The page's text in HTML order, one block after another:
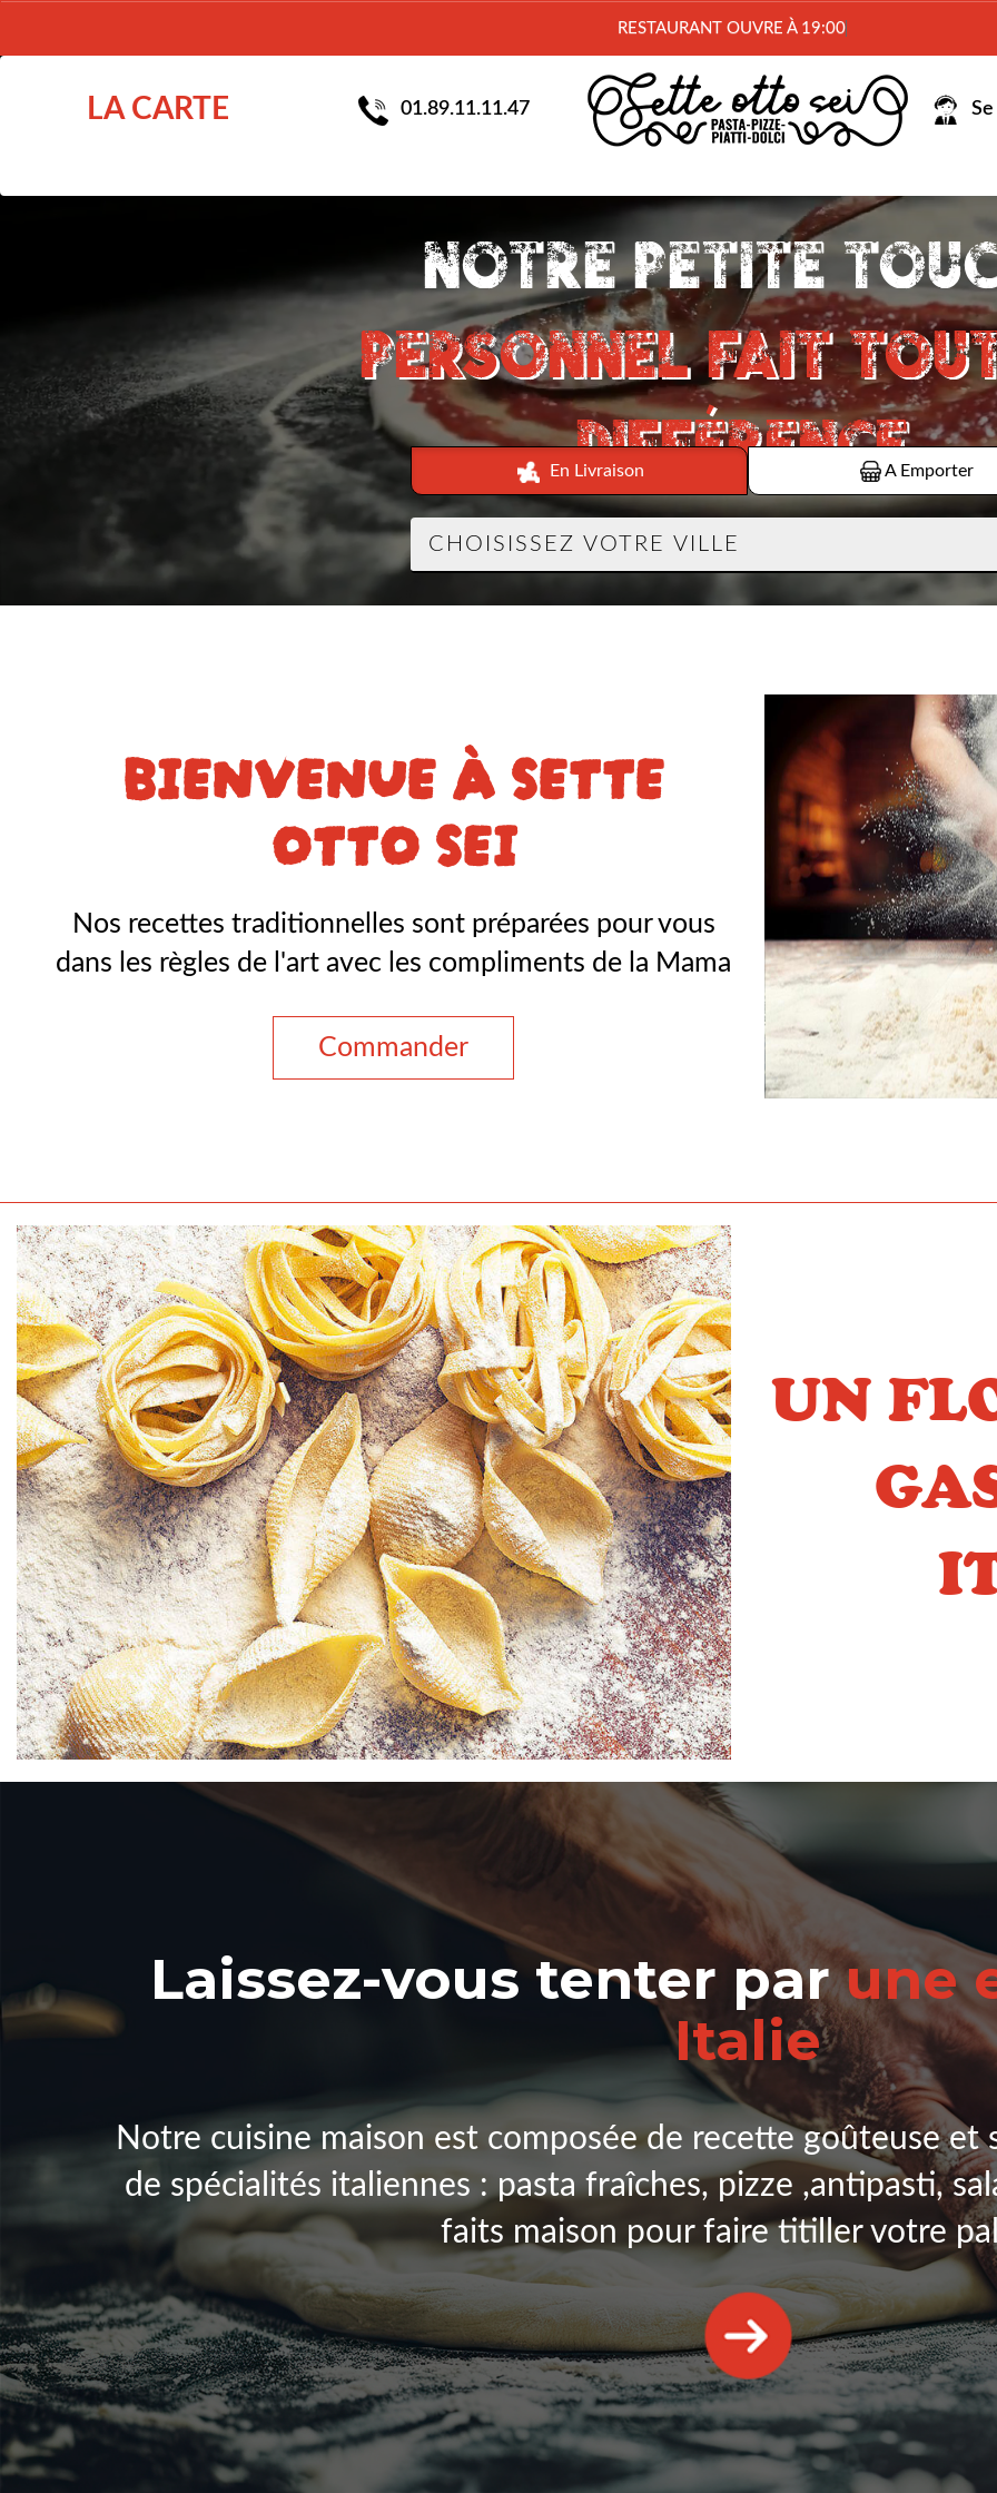
RESTAURANT
LA CARTE 01.89.11.11.47
En Livraison A Emporter
BIENVENUE À SETTE
OTTO SEI
Nos recettes traditionnelles sont préparées pour vous
dans les règles de l'art avec les compliments de la Mama
Commander
UN
Laissez-vous tenter parune
Italie
Notre cuisine maison est composée de recette goûteuse et
de spécialités italiennes : pasta fraîches, pizze ,antipasti,
faits maison pour faire titiller votre